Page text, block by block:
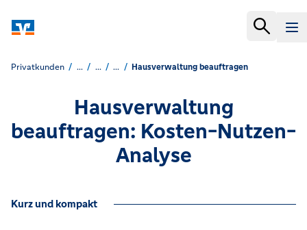
Privatkunden ... ... ... Hausverwaltung beauftragen
Hausverwaltung
beauftragen: Kosten-Nutzen-
Analyse
Kurz und kompakt